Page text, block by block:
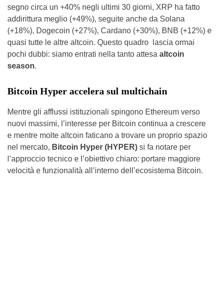
segno circa un +40% negli ultimi 30 giorni, XRP ha fatto
addirittura meglio (+49%), seguite anche da Solana
(+18%), Dogecoin (+27%), Cardano (+30%), BNB (+12%) e
quasi tutte le altre altcoin. Questo quadro lascia ormai
pochi dubbi: siamo entrati nella tanto attesa altcoin
season.
Bitcoin Hyper accelera sul multichain
Mentre gli afflussi istituzionali spingono Ethereum verso
nuovi massimi, l’interesse per Bitcoin continua a crescere
e mentre molte altcoin faticano a trovare un proprio spazio
nel mercato, Bitcoin Hyper (HYPER) si fa notare per
l’approccio tecnico e l’obiettivo chiaro: portare maggiore
velocità e funzionalità all’interno dell’ecosistema Bitcoin.